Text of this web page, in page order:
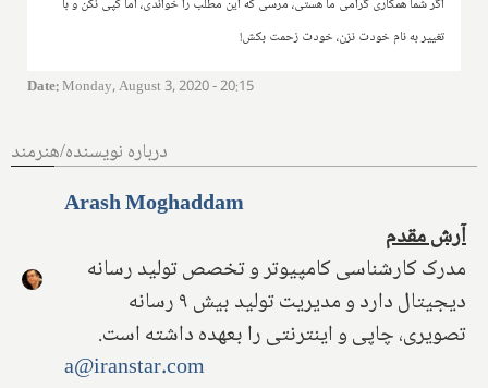
اگر شما همکاری گرامی ما هستی، مرسی که این مطلب را خواندی، اما کپی نکن و با
تغییر به نام خودت نزن، خودت زحمت بکش!
Date:Monday, August 3, 2020 - 20:15
درباره نویسنده/هنرمند
Arash Moghaddam
آرش مقدم
مدرک کارشناسی کامپیوتر و تخصص تولید رسانه
دیجیتال دارد و مدیریت تولید بیش ۹ رسانه
تصویری، چاپی و اینترنتی را بعهده داشته است.
a@iranstar.com